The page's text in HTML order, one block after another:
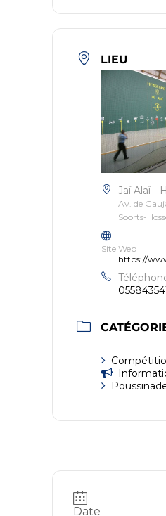
LIEU
Jaï Alaï -
Av. de
Soorts-
Site Web
https://
Date